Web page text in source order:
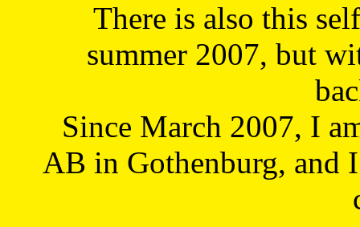
There is also this
summer 2007, but
Since March 2007, I
AB in Gothenburg, and